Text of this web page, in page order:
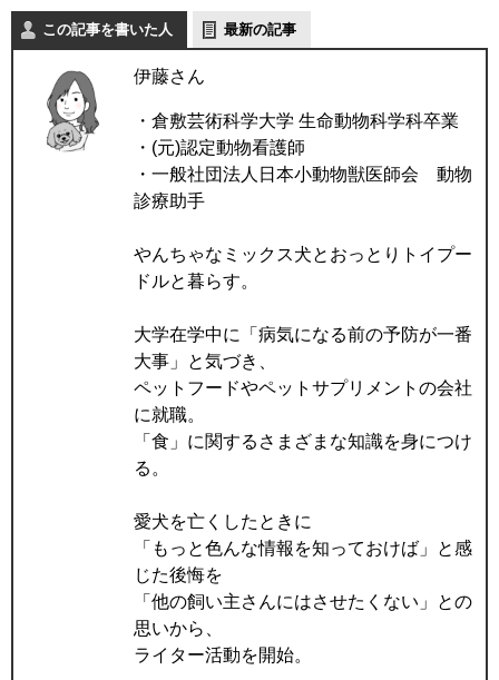
この記事を書いた人 最新の記事
伊藤さん
・倉敷芸術科学大学 生命動物科学科卒業
・(元)認定動物看護師
・一般社団法人日本小動物獣医師会 動物
診療助手
やんちゃなミックス犬とおっとりトイプー
ドルと暮らす。
大学在学中に「病気になる前の予防が一番
大事」と気づき、
ペットフードやペットサプリメントの会社
に就職。
「食」に関するさまざまな知識を身につけ
る。
愛犬を亡くしたときに
「もっと色んな情報を知っておけば」と感
じた後悔を
「他の飼い主さんにはさせたくない」との
思いから、
ライター活動を開始。